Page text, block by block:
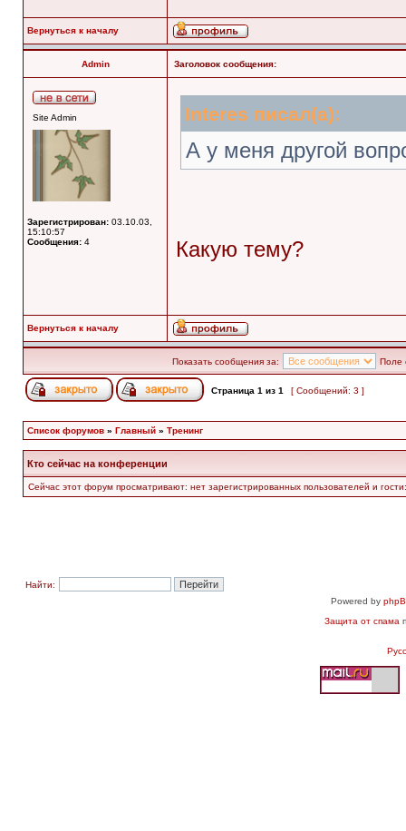
Вернуться к началу
Admin Заголовок сообщения:
Site Admin
Зарегистрирован: 03.10.03,
15:10:57
Сообщения: 4
Interes писал(а):
А у меня другой
Какую тему?
Вернуться к началу
Показать сообщения за: Поле
Страница 1 из 1 [ Сообщений: 3 ]
Список форумов » Главный » Тренинг
Кто сейчас на конференции
Сейчас этот форум просматривают: нет зарегистрированных пользователей и
Найти:
Powered by
Защита от спама